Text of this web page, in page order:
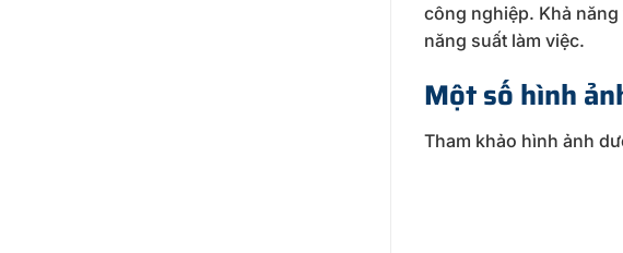
công nghiệp. Khả
năng suất làm việc.
Một số hình
Tham khảo hình ảnh